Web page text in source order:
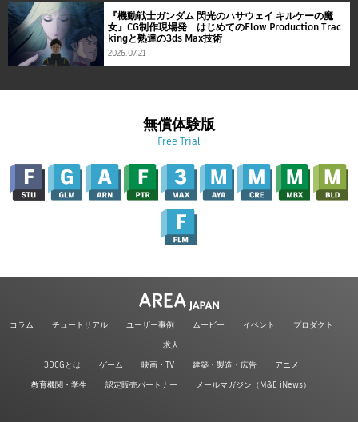
『機動戦士ガンダム 閃光のハサウェイ キルケーの魔
女』CG制作現場発 はじめてのFlow Production Trac
kingと熟達の3ds Max技術
2026.07.21
無償体験版
Free Trial
コラム チュートリアル ユーザー事例 ムービー イベント
プロダクト
求人
3DCGとは
ゲーム 映画・TV 建築・製造・広告
アニメ
教育機関・学生
認定販売パートナー メールマガジン（M&E iNews）